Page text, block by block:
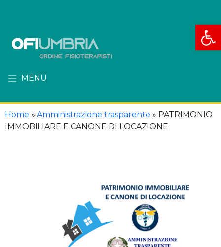
Apri
MENU
Home » Amministrazione trasparente » PATRIMONIO
IMMOBILIARE E CANONE DI LOCAZIONE